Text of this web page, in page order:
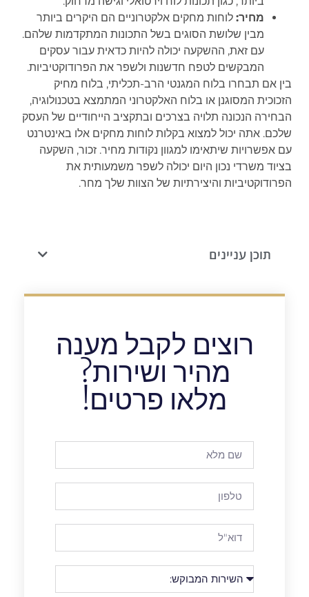
מחיר: לוחות מחקים אלקטרוניים הם היקרים ביותר
מבין שלושת הסוגים בשל התכונות המתקדמות שלהם.
עם זאת, ההשקעה יכולה להיות כדאית עבור עסקים
המבקשים לטפח חדשנות ולשפר את הפרודוקטיביות.
בין אם תבחרו בלוח המגנטי הרב-תכליתי, בלוח מחיק
הזכוכית המסוגנן או בלוח האלקטרוני המתמצא בטכנולוגיה,
הבחירה הנכונה תלויה בצרכים ובתקציב הייחודיים של העסק
שלכם. אתה יכול למצוא בקלות לוחות מחקים אלו באינטרנט
עם אפשרויות שיתאימו למגוון נקודות מחיר. זכור, השקעה
בציוד משרדי נכון היום יכולה לשפר משמעותית את
הפרודוקטיביות והיצירתיות של הצוות שלך מחר.
תוכן עניינים
רוצים לקבל מענה
מהיר ושירות?
מלאו פרטים!